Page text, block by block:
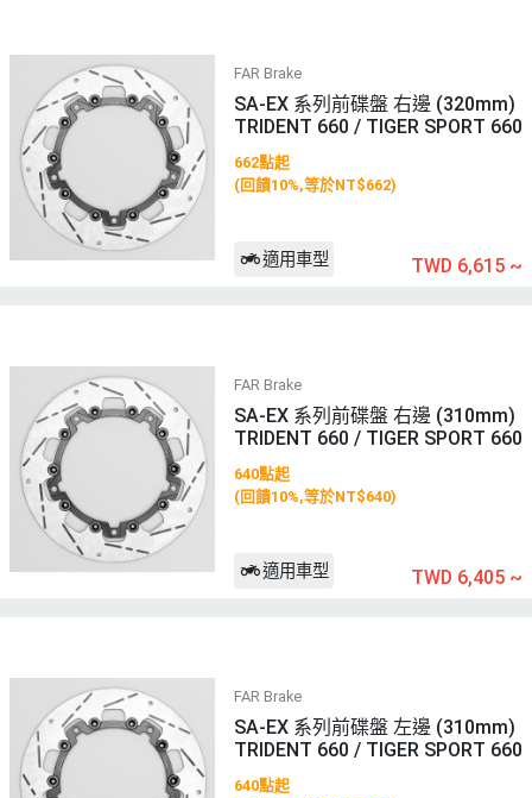
FAR Brake
SA-EX 系列前碟盤 右邊 (320mm)
TRIDENT 660 / TIGER SPORT 660
662點起
(回饋10%,等於NT$662)
適用車型 TWD 6,615 ~
FAR Brake
SA-EX 系列前碟盤 右邊 (310mm)
TRIDENT 660 / TIGER SPORT 660
640點起
(回饋10%,等於NT$640)
適用車型 TWD 6,405 ~
FAR Brake
SA-EX 系列前碟盤 左邊 (310mm)
TRIDENT 660 / TIGER SPORT 660
640點起